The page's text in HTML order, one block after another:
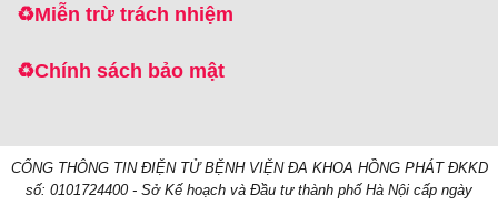
♻️Miễn trừ trách nhiệm
♻️Chính sách bảo mật
CỔNG THÔNG TIN ĐIỆN TỬ BỆNH VIỆN ĐA KHOA HỒNG PHÁT ĐKKD
số: 0101724400 - Sở Kế hoạch và Đầu tư thành phố Hà Nội cấp ngày